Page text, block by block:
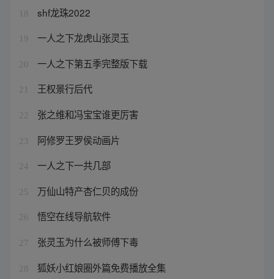
18 shf龙珠2022
19 一人之下龙虎山张灵玉
20 一人之下第五季完整版下载
21 王权景行后代
22 张之维和冯宝宝谁更厉害
23 阿修罗王罗侯动画片
24 一人之下一共几部
25 万仙山特产杏仁贝的成份
26 悟空在线导航软件
27 张灵玉为什么被师傅下毒
28 狐妖小红娘圈外篇免费播放全集